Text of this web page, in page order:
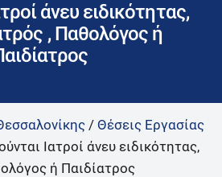
m
άνευ ειδικότητας,
, Παθολόγος ή
/ Θέσεις Εργασίας
Ιατροί άνευ ειδικότητας,
ή Παιδίατρος